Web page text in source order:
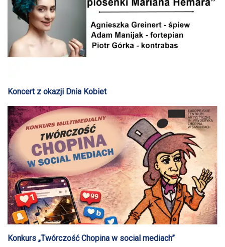
Koncert z okazji Dnia Kobiet
Konkurs „Twórczość Chopina w social mediach”